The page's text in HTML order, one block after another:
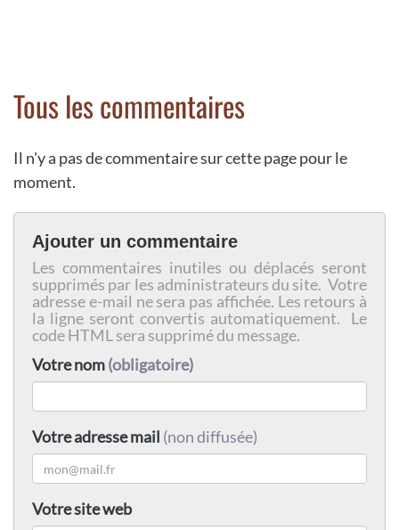
Tous les commentaires
Il n'y a pas de commentaire sur cette page pour le
moment.
Ajouter un commentaire
Les commentaires inutiles ou déplacés seront
supprimés par les administrateurs du site. Votre
adresse e-mail ne sera pas affichée. Les retours à
la ligne seront convertis automatiquement. Le
code HTML sera supprimé du message.
Votre nom(obligatoire)
Votre adresse mail (non diffusée)
Votre site web